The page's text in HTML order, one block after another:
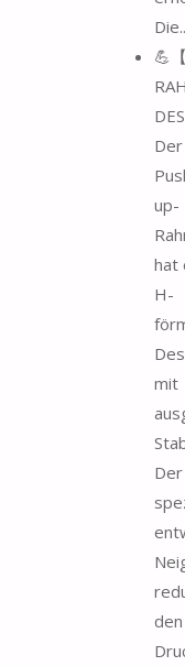
💪
Der
up-
hat
H-
mit
Der
den